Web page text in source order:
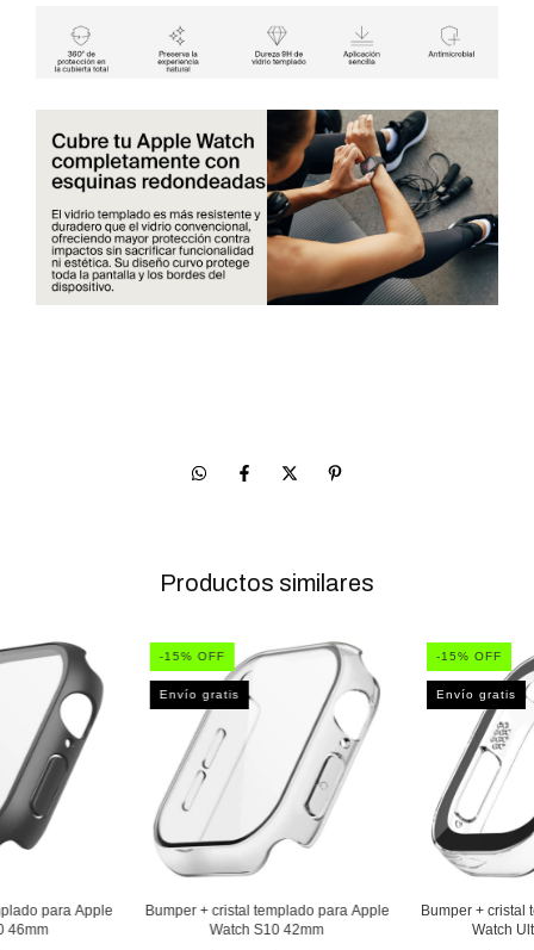
Productos similares
para Apple
46mm
-15% OFF
Envío gratis
Bumper + cristal templado para Apple
Watch S10 42mm
-15% OFF
Envío gratis
Bumper + cristal
Watch